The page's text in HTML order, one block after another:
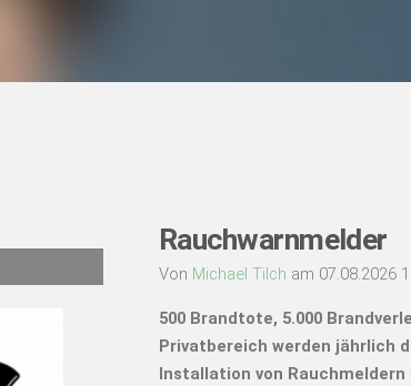
Rauchwarnmelder
Von Michael Tilch am 07.08.2026
500 Brandtote, 5.000
Privatbereich werden jährlich
Installation von